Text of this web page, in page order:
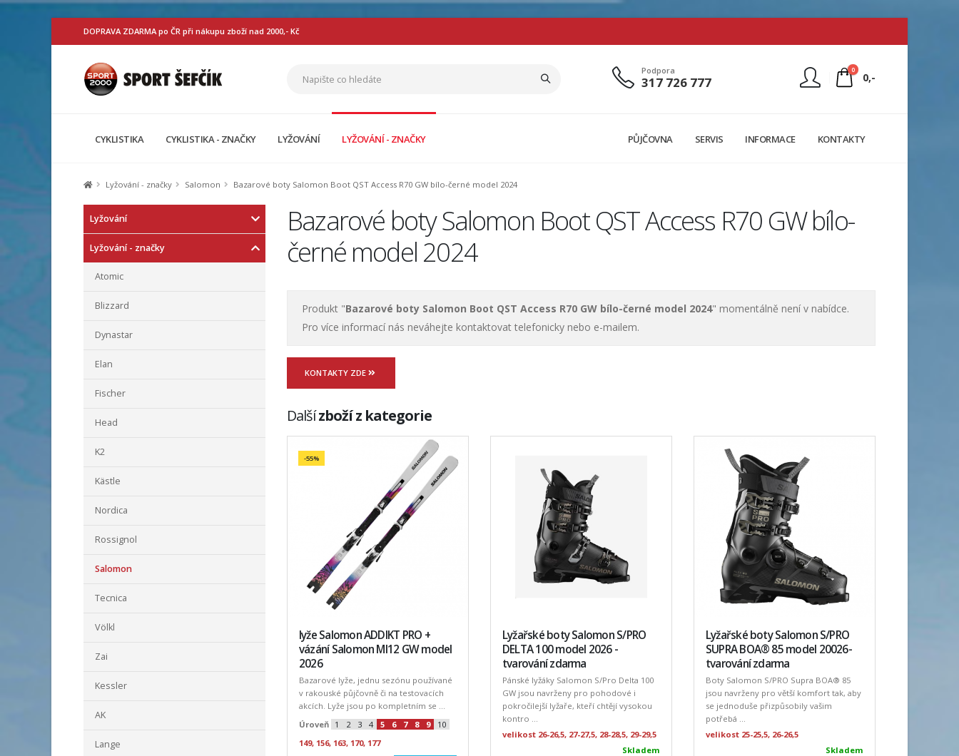
DOPRAVA ZDARMA po ČR při nákupu zboží nad 2000,- Kč
Podpora
317 726 777
0
0,-
Přihlásit
CYKLISTIKA CYKLISTIKA - ZNAČKY LYŽOVÁNÍ LYŽOVÁNÍ - ZNAČKY PŮJČOVNA SERVIS INFORMACE KONTAKTY
Lyžování - značky Salomon Bazarové boty Salomon Boot QST Access R70 GW bílo-černé model 2024
Lyžování
Lyžování - značky
Atomic
Blizzard
Dynastar
Elan
Fischer
Head
K2
Kästle
Nordica
Rossignol
Salomon
Tecnica
Völkl
Zai
Kessler
AK
Lange
Bazarové boty Salomon Boot QST Access R70 GW bílo-
černé model 2024
Produkt "Bazarové boty Salomon Boot QST Access R70 GW bílo-černé model 2024" momentálně není v nabídce.
Pro více informací nás neváhejte kontaktovat telefonicky nebo e-mailem.
KONTAKTY ZDE
Dalšízboží z kategorie
-55%
lyže Salomon ADDIKT PRO +
vázání Salomon MI12 GW model
2026
Bazarové lyže, jednu sezónu používané
v rakouské půjčovně či na testovacích
akcích. Lyže jsou po kompletním se ...
Úroveň 1 2 3 4 5 6 7 8 9
10
149, 156, 163, 170, 177
Lyžařské boty Salomon S/PRO
DELTA 100 model 2026 -
tvarování zdarma
Pánské lyžáky Salomon S/Pro Delta 100
GW jsou navrženy pro pohodové i
pokročilejší lyžaře, kteří chtějí vysokou
kontro ...
velikost 26-26,5, 27-27,5, 28-28,5, 29-29,5
Skladem
Lyžařské boty Salomon S/PRO
SUPRA BOA® 85 model 20026-
tvarování zdarma
Boty Salomon S/PRO Supra BOA® 85
jsou navrženy pro větší komfort tak, aby
se jednoduše přizpůsobily vašim
potřebá ...
velikost 25-25,5, 26-26,5
Skladem